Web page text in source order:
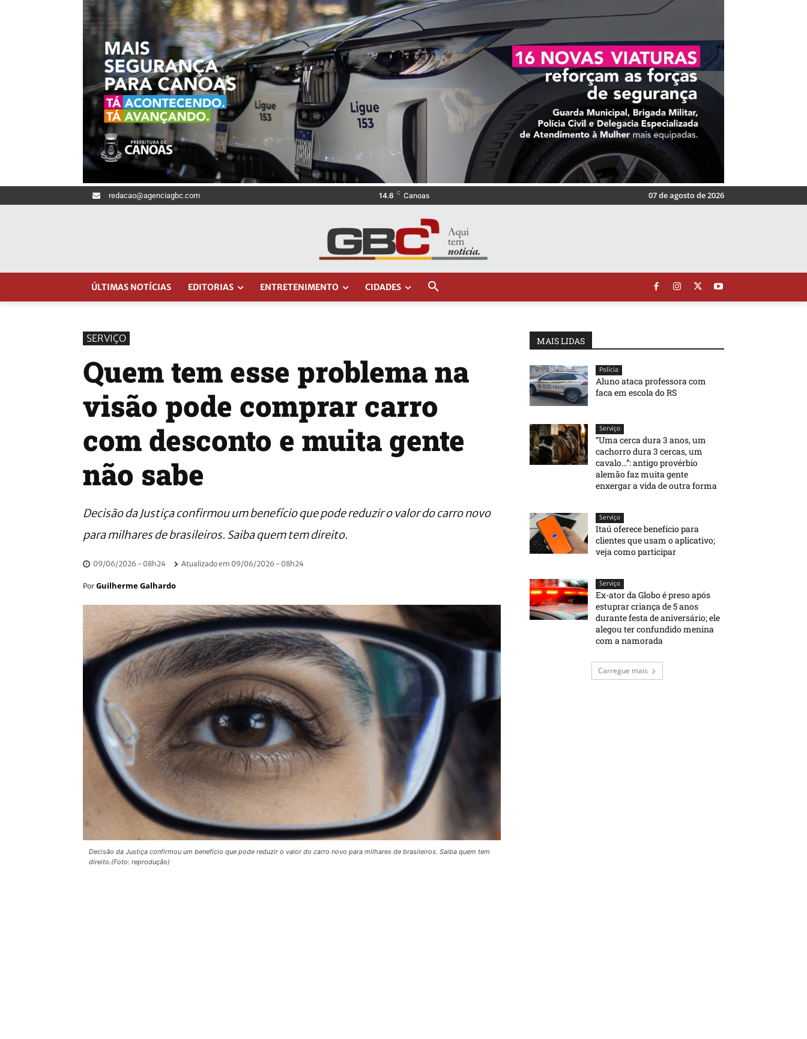
redacao@agenciagbc.com 14.6 C Canoas 07 de agosto de 2026
ÚLTIMAS NOTÍCIAS EDITORIAS ENTRETENIMENTO CIDADES
SERVIÇO
Quem tem esse problema na
visão pode comprar carro
com desconto e muita gente
não sabe
Decisão da Justiça confirmou um benefício que pode reduzir o valor do carro novo
para milhares de brasileiros. Saiba quem tem direito.
09/06/2026 - 08h24 Atualizado em 09/06/2026 - 08h24
Por Guilherme Galhardo
Decisão da Justiça confirmou um benefício que pode reduzir o valor do carro novo para milhares de brasileiros. Saiba quem tem
direito.(Foto: reprodução)
MAIS LIDAS
Polícia
Aluno ataca professora com
faca em escola do RS
Serviço
“Uma cerca dura 3 anos, um
cachorro dura 3 cercas, um
cavalo…”: antigo provérbio
alemão faz muita gente
enxergar a vida de outra forma
Serviço
Itaú oferece benefício para
clientes que usam o aplicativo;
veja como participar
Serviço
Ex-ator da Globo é preso após
estuprar criança de 5 anos
durante festa de aniversário; ele
alegou ter confundido menina
com a namorada
Carregue mais